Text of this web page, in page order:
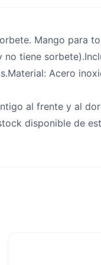
Mango para
tiene
Acero
al frente y al
disponible de